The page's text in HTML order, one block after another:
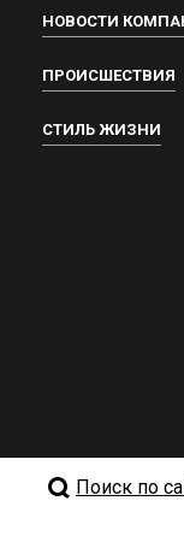
НОВОСТИ
ПРОИСШЕСТВИЯ
СТИЛЬ ЖИЗНИ
Поиск по